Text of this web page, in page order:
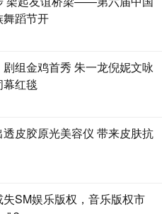
非常开心，《傍晚向日葵》是一
没有前例参考，“这种超现实主义
个感觉，我们只是给它一个具象
想，李旭做到了”。
舞蹈节开
剧组金鸡首秀 朱一龙倪妮文咏
幕红毯
皮胶原光美容仪 带来皮肤抗
SM娱乐版权，音乐版权市